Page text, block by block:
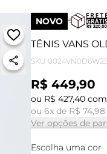
NOVO
TÊNIS VANS
SKU
R$ 449,90
ou R$ 427,40
ou 6x de R$
Ver opções de
Escolha uma cor